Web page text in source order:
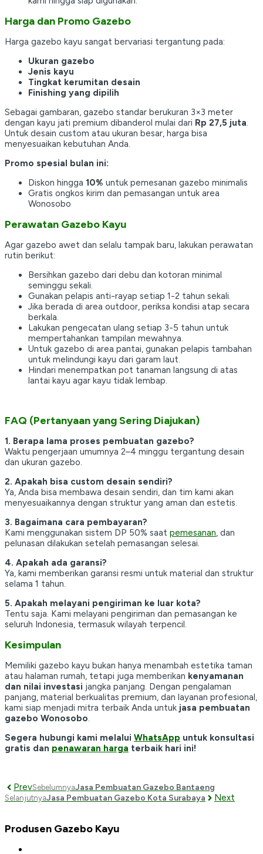
Harga dan Promo Gazebo
Harga gazebo kayu sangat bervariasi tergantung pada:
Ukuran gazebo
Jenis kayu
Tingkat kerumitan desain
Finishing yang dipilih
Sebagai gambaran, gazebo standar berukuran 3×3 meter
dengan kayu jati premium dibanderol mulai dari Rp 27,5 juta.
Untuk desain custom atau ukuran besar, harga bisa
menyesuaikan kebutuhan Anda.
Promo spesial bulan ini:
Diskon hingga 10% untuk pemesanan gazebo minimalis
Gratis ongkos kirim dan pemasangan untuk area
Wonosobo
Perawatan Gazebo Kayu
Agar gazebo awet dan selalu tampak baru, lakukan perawatan
rutin berikut:
Bersihkan gazebo dari debu dan kotoran minimal
seminggu sekali.
Gunakan pelapis anti-rayap setiap 1-2 tahun sekali.
Jika berada di area outdoor, periksa kondisi atap secara
berkala.
Lakukan pengecatan ulang setiap 3-5 tahun untuk
mempertahankan tampilan mewahnya.
Untuk gazebo di area pantai, gunakan pelapis tambahan
untuk melindungi kayu dari garam laut.
Hindari menempatkan pot tanaman langsung di atas
lantai kayu agar kayu tidak lembap.
FAQ (Pertanyaan yang Sering Diajukan)
1. Berapa lama proses pembuatan gazebo?
Waktu pengerjaan umumnya 2–4 minggu tergantung desain
dan ukuran gazebo.
2. Apakah bisa custom desain sendiri?
Ya, Anda bisa membawa desain sendiri, dan tim kami akan
menyesuaikannya dengan struktur yang aman dan estetis.
3. Bagaimana cara pembayaran?
Kami menggunakan sistem DP 50% saat pemesanan, dan
pelunasan dilakukan setelah pemasangan selesai.
4. Apakah ada garansi?
Ya, kami memberikan garansi resmi untuk material dan struktur
selama 1 tahun.
5. Apakah melayani pengiriman ke luar kota?
Tentu saja. Kami melayani pengiriman dan pemasangan ke
seluruh Indonesia, termasuk wilayah terpencil.
Kesimpulan
Memiliki gazebo kayu bukan hanya menambah estetika taman
atau halaman rumah, tetapi juga memberikan kenyamanan
dan nilai investasi jangka panjang. Dengan pengalaman
panjang, material berkualitas premium, dan layanan profesional,
kami siap menjadi mitra terbaik Anda untuk jasa pembuatan
gazebo Wonosobo.
Segera hubungi kami melalui WhatsApp untuk konsultasi
gratis dan penawaran harga terbaik hari ini!
PrevSebelumnyaJasa Pembuatan Gazebo Bantaeng
SelanjutnyaJasa Pembuatan Gazebo Kota Surabaya Next
Produsen Gazebo Kayu